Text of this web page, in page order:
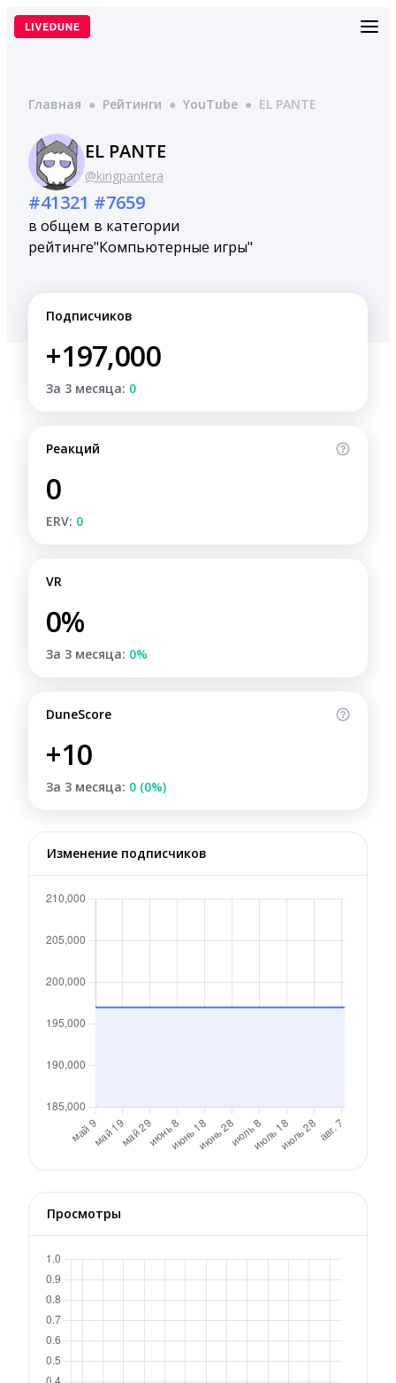
Перейти
Главная ● Рейтинги ● YouTube ● EL PANTE
EL PANTE
@kingpantera
#41321
в общем
рейтинге
#7659
в категории
"Компьютерные игры"
Подписчиков
+197,000
За 3 месяца: 0
Реакций
0
ERV: 0
VR
0%
За 3 месяца: 0%
DuneScore
+10
За 3 месяца: 0 (0%)
Изменение подписчиков
Просмотры